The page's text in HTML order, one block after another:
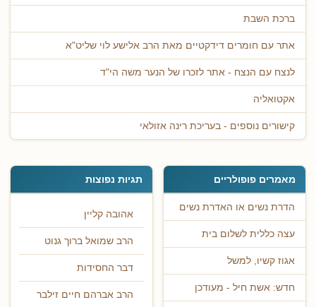
ברכת השבת
אתר עם חומרים דידקטיים מאת הרב אלישע לוי שליט"א
לנצח עם הנצח - אתר לזכרו של הנער משה הי"ד
אקטואליה
קישורים נוספים - בעריכת רינה אזולאי
מאמרים פופולריים
הדרת נשים או האדרת נשים
עצה כללית לשלום בית
אגוז קשיו, למשל
חדש: אשת חיל - מעודכן
תגיות נפוצות
אהובה קליין
הרב שמואל ברוך גנוט
דבר החסידות
הרב אברהם חיים זילבר